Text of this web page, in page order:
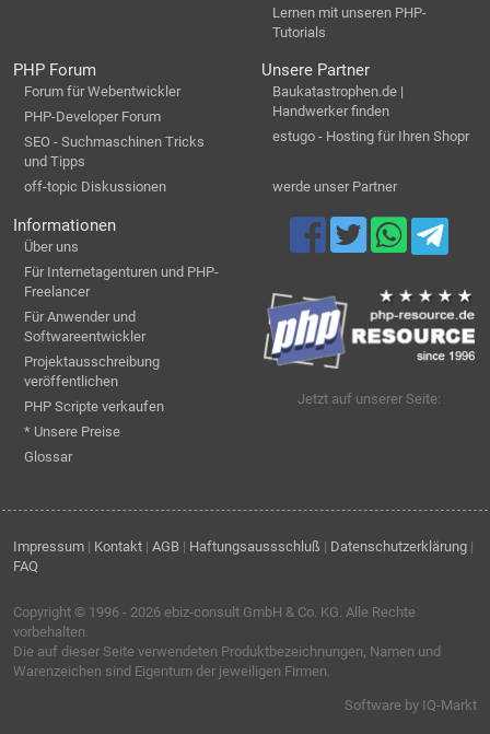
Lernen mit unseren PHP-
Tutorials
PHP Forum
Forum für Webentwickler
PHP-Developer Forum
SEO - Suchmaschinen Tricks
und Tipps
off-topic Diskussionen
Unsere Partner
Baukatastrophen.de |
Handwerker finden
estugo - Hosting für Ihren Shopr
werde unser Partner
Informationen
Über uns
Für Internetagenturen und PHP-
Freelancer
Für Anwender und
Softwareentwickler
Projektausschreibung
veröffentlichen
PHP Scripte verkaufen
* Unsere Preise
Glossar
Jetzt auf unserer Seite:
Impressum | Kontakt | AGB | Haftungsaussschluß | Datenschutzerklärung |
FAQ
Copyright © 1996 - 2026 ebiz-consult GmbH & Co. KG. Alle Rechte
vorbehalten.
Die auf dieser Seite verwendeten Produktbezeichnungen, Namen und
Warenzeichen sind Eigentum der jeweiligen Firmen.
Software by IQ-Markt